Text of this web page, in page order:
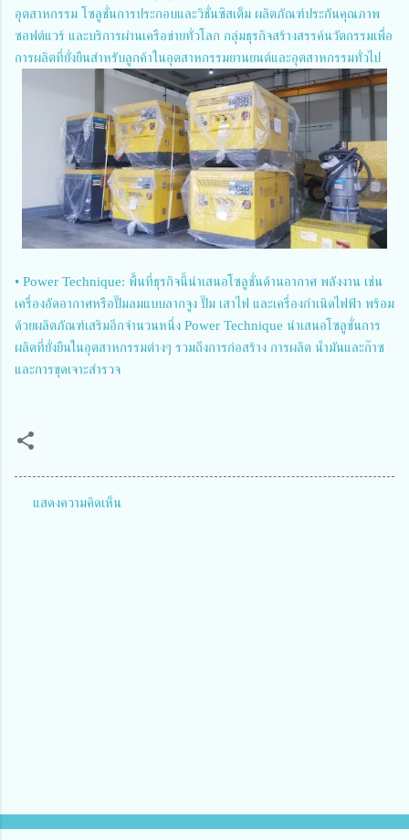
อุตสาหกรรม โซลูชั่นการประกอบและวิชั่นซิสเต็ม ผลิตภัณฑ์ประกันคุณภาพ
ซอฟต์แวร์ และบริการผ่านเครือข่ายทั่วโลก กลุ่มธุรกิจสร้างสรรค์นวัตกรรมเพื่อ
การผลิตที่ยั่งยืนสำหรับลูกค้าในอุตสาหกรรมยานยนต์และอุตสาหกรรมทั่วไป
• Power Technique: พื้นที่ธุรกิจนี้นำเสนอโซลูชั่นด้านอากาศ พลังงาน เช่น
เครื่องอัดอากาศหรือปั๊มลมแบบลากจูง ปั๊ม เสาไฟ และเครื่องกำเนิดไฟฟ้า พร้อม
ด้วยผลิตภัณฑ์เสริมอีกจำนวนหนึ่ง Power Technique นำเสนอโซลูชั่นการ
ผลิตที่ยั่งยืนในอุตสาหกรรมต่างๆ รวมถึงการก่อสร้าง การผลิต น้ำมันและก๊าซ
และการขุดเจาะสำรวจ
แสดงความคิดเห็น